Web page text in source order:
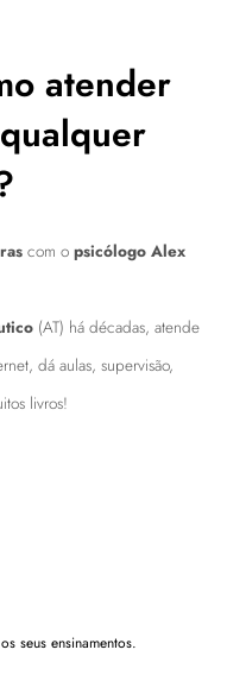
atender
com o psicólogo Alex
(AT) há décadas, atende
dá aulas, supervisão,
livros!
seus ensinamentos.